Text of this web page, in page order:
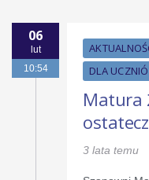
06
lut
10:54
DLA
Matura
3 lata temu